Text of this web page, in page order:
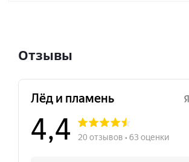
Отзывы